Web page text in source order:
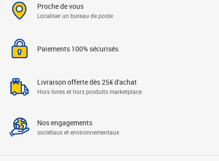
Proche de vous
Localiser un bureau de poste
Paiements 100% sécurisés
Livraison offerte dès 25€ d'achat
Hors livres et hors produits marketplace
Nos engagements
sociétaux et environnementaux